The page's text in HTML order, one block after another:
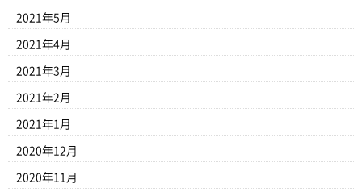
2021年5月
2021年4月
2021年3月
2021年2月
2021年1月
2020年12月
2020年11月